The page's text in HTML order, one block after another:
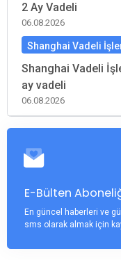
2 Ay Vadeli
06.08.2026
Shanghai Vadeli
Shanghai Vadeli
ay vadeli
06.08.2026
E-Bülten
En güncel haberleri ve
sms olarak almak için